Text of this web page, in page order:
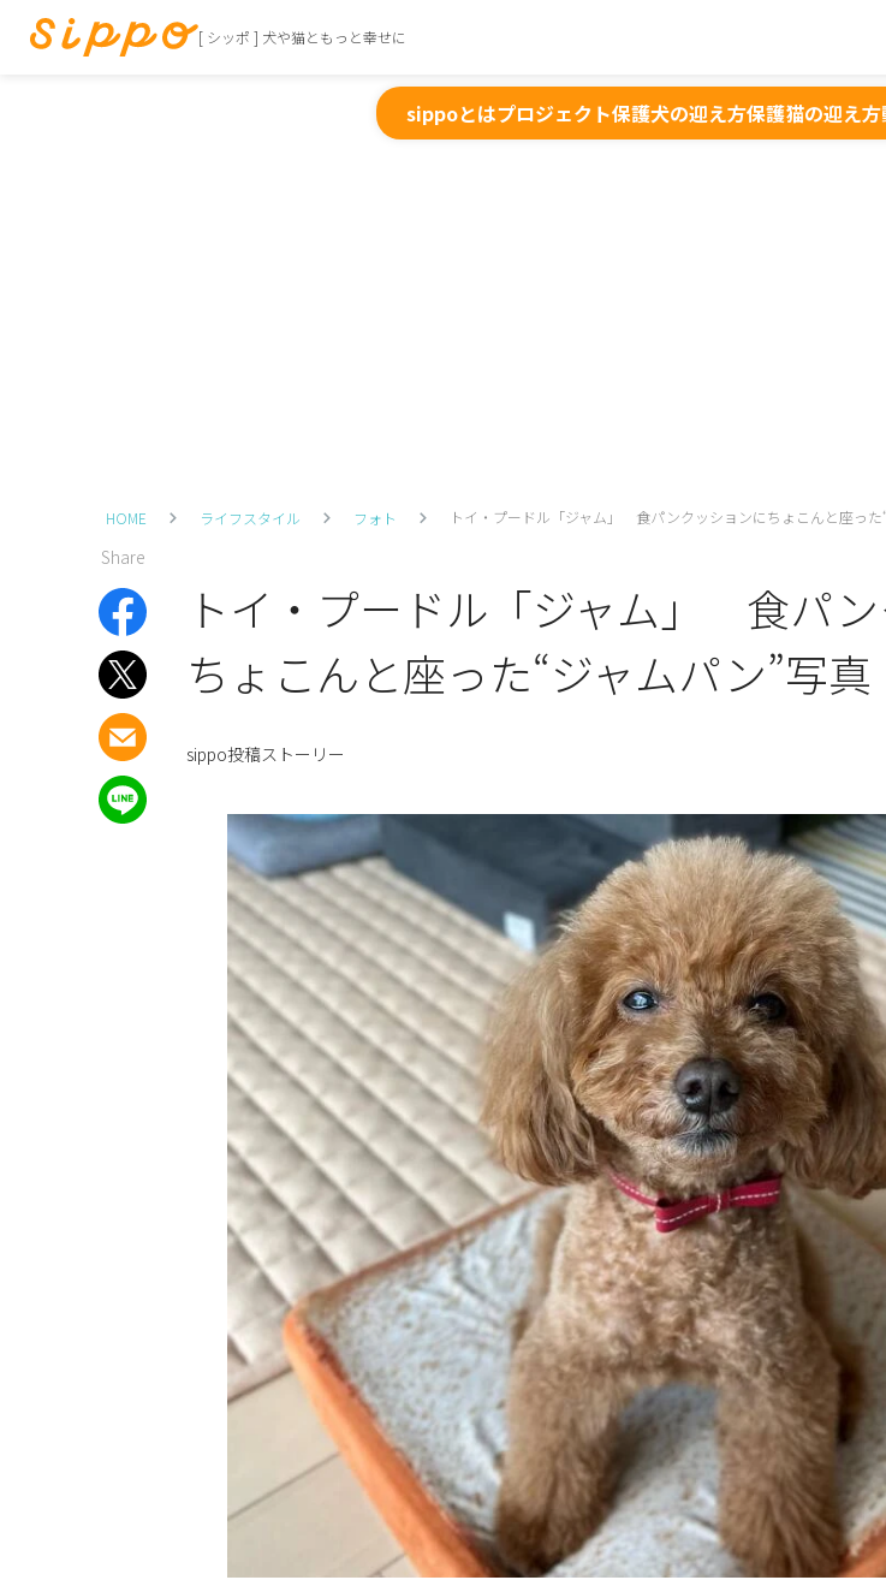
[ シッポ ] 犬や猫ともっと幸せに
sippoとはプロジェクト保護犬の迎え方保護猫の迎え方
HOME ライフスタイル フォト トイ・プードル「ジャム」 食パンクッションにちょこんと座った
Share
トイ・プードル「ジャム」 食パ
ちょこんと座った“ジャムパン”写真
sippo投稿ストーリー